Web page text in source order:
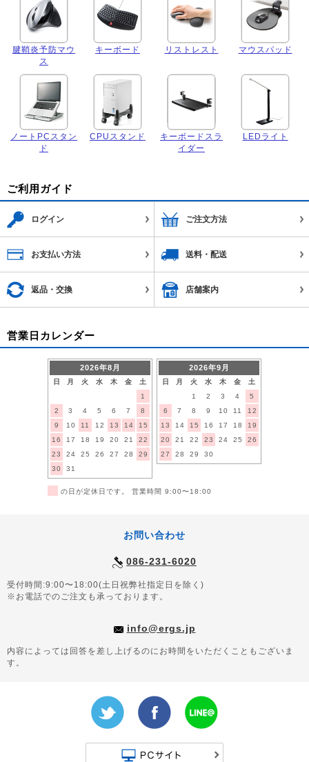
腱鞘炎予防マウ
ス
キーボード リストレスト マウスパッド
ノートPCスタン
ド
CPUスタンド
キーボードスラ
イダー
LEDライト
ご利用ガイド
ログイン ご注文方法
お支払い方法 送料・配送
返品・交換 店舗案内
営業日カレンダー
2026年8月
日 月 火 水 木 金
土
1
2
3 4 5 6 7
8
9
10 11 12 13 14
15
16
17 18 19 20 21
22
23
24 25 26 27 28
29
30
31
2026年9月
日 月 火 水 木 金
土
1
2 3 4
5
6
7 8 9 10 11
12
13
14 15 16 17 18
19
20
21 22 23 24 25
26
27
28 29 30
の日が定休日です。 営業時間 9:00〜18:00
お問い合わせ
086-231-6020
受付時間:9:00〜18:00(土日祝弊社指定日を除く)
※お電話でのご注文も承っております。
info@ergs.jp
内容によっては回答を差し上げるのにお時間をいただくこともございま
す。